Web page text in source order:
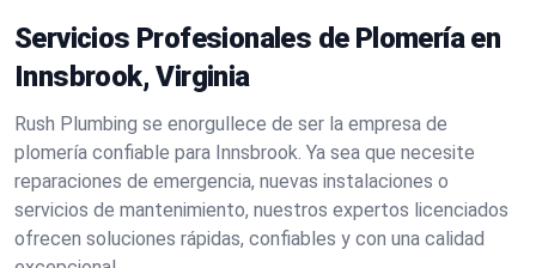
Servicios Profesionales de Plomería en
Innsbrook, Virginia
Rush Plumbing se enorgullece de ser la empresa de
plomería confiable para Innsbrook. Ya sea que necesite
reparaciones de emergencia, nuevas instalaciones o
servicios de mantenimiento, nuestros expertos licenciados
ofrecen soluciones rápidas, confiables y con una calidad